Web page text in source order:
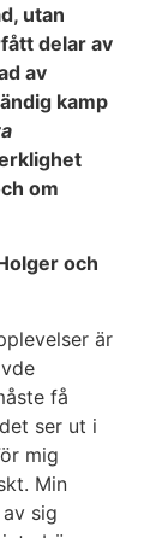
utan
delar av
av
kamp
om
och
är
få
ser ut i
mig
Min
sig